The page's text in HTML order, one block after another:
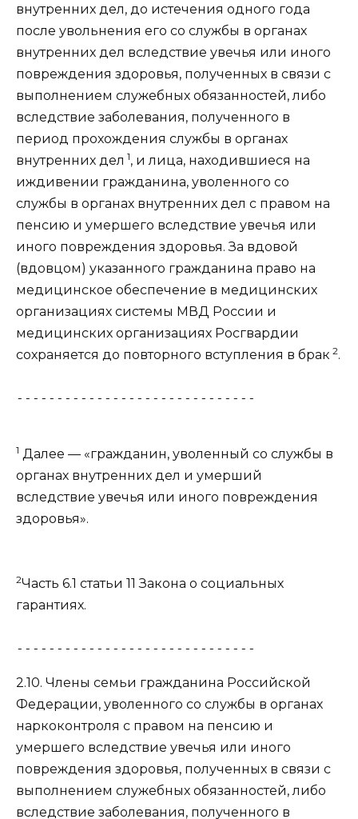
внутренних дел, до истечения одного года
после увольнения его со службы в органах
внутренних дел вследствие увечья или иного
повреждения здоровья, полученных в связи с
выполнением служебных обязанностей, либо
вследствие заболевания, полученного в
период прохождения службы в органах
внутренних дел 1, и лица, находившиеся на
иждивении гражданина, уволенного со
службы в органах внутренних дел с правом на
пенсию и умершего вследствие увечья или
иного повреждения здоровья. За вдовой
(вдовцом) указанного гражданина право на
медицинское обеспечение в медицинских
организациях системы МВД России и
медицинских организациях Росгвардии
сохраняется до повторного вступления в брак 2.
------------------------------
1 Далее — «гражданин, уволенный со службы в
органах внутренних дел и умерший
вследствие увечья или иного повреждения
здоровья».
2Часть 6.1 статьи 11 Закона о социальных
гарантиях.
------------------------------
2.10. Члены семьи гражданина Российской
Федерации, уволенного со службы в органах
наркоконтроля с правом на пенсию и
умершего вследствие увечья или иного
повреждения здоровья, полученных в связи с
выполнением служебных обязанностей, либо
вследствие заболевания, полученного в